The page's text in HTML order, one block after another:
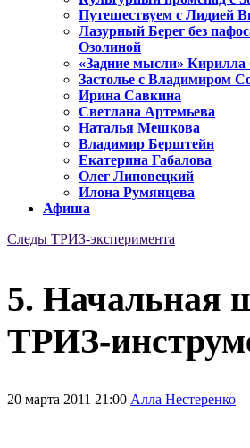
Путешествуем с Лидией
Лазурный Берег без
Озолиной
«Задние мысли»
Застолье с Владимиром
Ирина Савкина
Светлана Артемьева
Наталья Мешкова
Владимир Берштейн
Екатерина Габалова
Олег Липовецкий
Илона Румянцева
Афиша
Следы ТРИЗ-эксперимента
5. Начальная
ТРИЗ-
20 марта 2011 21:00 Алла Нестеренко